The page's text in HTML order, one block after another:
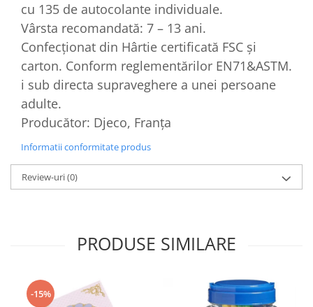
cu 135 de autocolante individuale.
Vârsta recomandată: 7 – 13 ani.
Confecționat din Hârtie certificată FSC și
carton. Conform reglementărilor EN71&ASTM.
i sub directa supraveghere a unei persoane
adulte.
Producător: Djeco, Franța
Informatii conformitate produs
Review-uri(0)
PRODUSE SIMILARE
-15%